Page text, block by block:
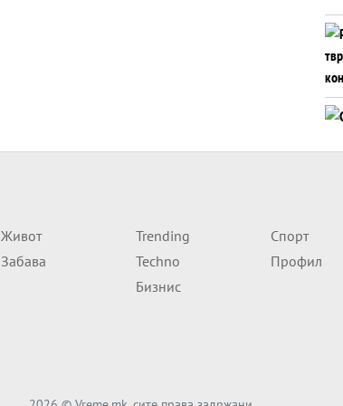
Живот
Забава
Trending
Techno
Бизнис
Спорт
Профил